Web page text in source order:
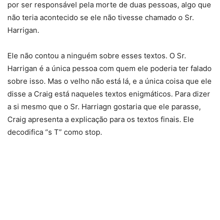
por ser responsável pela morte de duas pessoas, algo que
não teria acontecido se ele não tivesse chamado o Sr.
Harrigan.
Ele não contou a ninguém sobre esses textos. O Sr.
Harrigan é a única pessoa com quem ele poderia ter falado
sobre isso. Mas o velho não está lá, e a única coisa que ele
disse a Craig está naqueles textos enigmáticos. Para dizer
a si mesmo que o Sr. Harriagn gostaria que ele parasse,
Craig apresenta a explicação para os textos finais. Ele
decodifica “s T” como stop.